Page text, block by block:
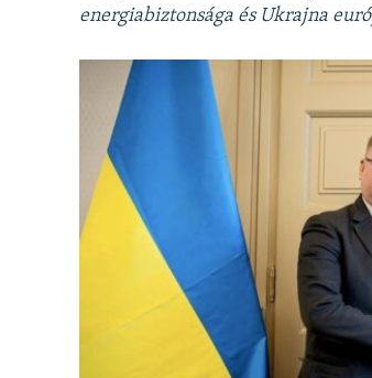
energiabiztonsága és Ukrajna